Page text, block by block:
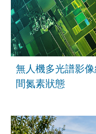
無人機多光譜影
間氮素狀態